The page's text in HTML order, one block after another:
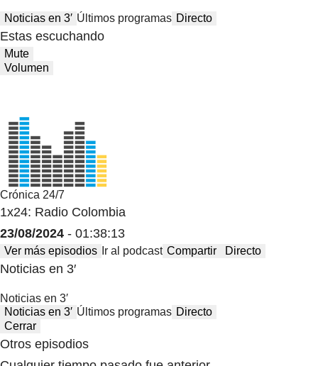
Noticias en 3′ Últimos programas Directo
Estas escuchando
Mute
Volumen
Crónica 24/7
1x24: Radio Colombia
23/08/2024 - 01:38:13
Ver más episodios Ir al podcast Compartir Directo
Noticias en 3′
Noticias en 3′
Noticias en 3′ Últimos programas Directo
Cerrar
Otros episodios